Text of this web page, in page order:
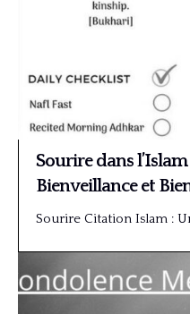
Sourire dans
Bienveillance et
Sourire Citation Islam :